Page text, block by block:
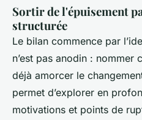
Sortir de l'épuisement
structurée
Le bilan commence par
n’est pas anodin : nommer
déjà amorcer le
permet d’explorer en
motivations et points de